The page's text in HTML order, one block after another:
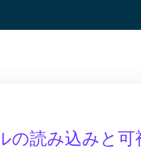
の読み込みと可